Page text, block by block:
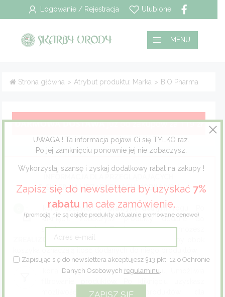
Logowanie / Rejestracja Ulubione
MENU
Strona główna > Atrybut produktu: Marka > BIO Pharma
E-SKLEP NA URZĄDZENIACH MOBILNYCH
ikona koszyka wprawym dolnymrogu. Po
kliknięciu zobaczysz produkty dodane do
swojego koszyka. Za jego pomocą możesz
ZREALIZOWAĆ SWOJE ZAMÓWIENIE
ikona filtracji wlewym dolnymrogu. Umożliwia
możliwość wyświetlenia produktów dla
UWAGA ! Ta informacja pojawi Ci się TYLKO raz.
Po jej zamknięciu ponownie jej nie zobaczysz.
Wykorzystaj szansę i zyskaj dodatkowy rabat na zakupy !
Zapisz się do newslettera by uzyskać 7%
rabatu na całe zamówienie.
(promocją nie są objęte produkty aktualnie promowane cenowo)
Zapisując się do newslettera akceptujesz §13 pkt. 12 o Ochronie
Danych Osobowych regulaminu
Wszystkie
Pielęgnacja stóp
Pielęgnacja jamy ustnej
Dla mężczyzn
Dla dzieci
Płatność i dostawa